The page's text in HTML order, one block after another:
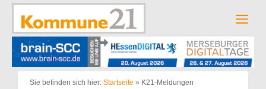
Zum
springen
Sie befinden sich hier: Startseite » K21-Meldungen